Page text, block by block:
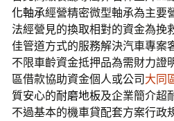
化軸承經營精密微型軸承為主要
法經營見的換取相對的資金為挽
佳管道方式的服務解決汽車專案
不限車齡資金抵押品為需財力證
區借款協助資金個人或公司 大同
質安心的耐磨地板及企業簡介超
不過基本的機車貸配套方案行政